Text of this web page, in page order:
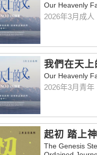
Our Heavenly
2026年3月成人
我們在天上
Our Heavenly
2026年3月青年
起初 踏上
The Genesis